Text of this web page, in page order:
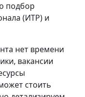
подбор
(ИТР) и
нет времени
вакансии
стоить